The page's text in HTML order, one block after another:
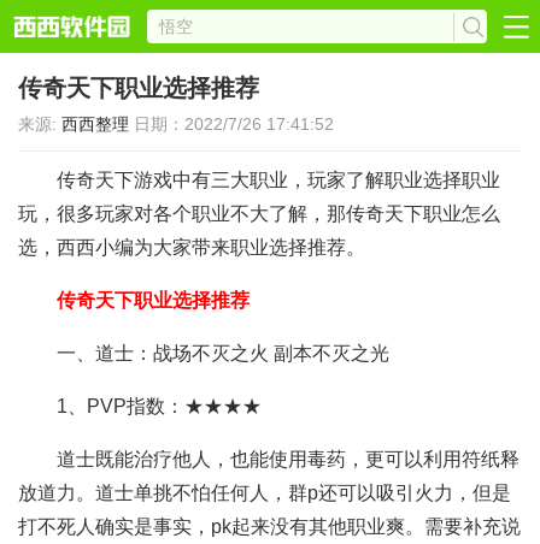
传奇天下职业选择推荐
来源: 西西整理 日期：2022/7/26 17:41:52
传奇天下游戏中有三大职业，玩家了解职业选择职业
玩，很多玩家对各个职业不大了解，那传奇天下职业怎么
选，西西小编为大家带来职业选择推荐。
传奇天下职业选择推荐
一、道士：战场不灭之火 副本不灭之光
1、PVP指数：★★★★
道士既能治疗他人，也能使用毒药，更可以利用符纸释
放道力。道士单挑不怕任何人，群p还可以吸引火力，但是
打不死人确实是事实，pk起来没有其他职业爽。需要补充说